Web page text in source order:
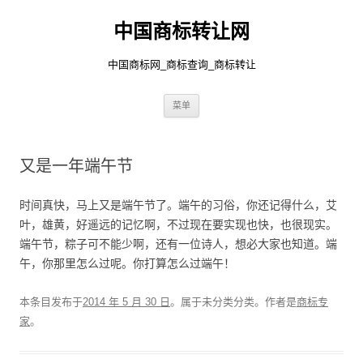
中国商标转让网
中国商标网_商标查询_商标转让
菜单
又是一年端午节
时间真快，马上又是端午节了。端午的习俗，你还记得什么，艾
叶，雄黄，好遥远的记忆啊，不过现在要实现也快，也很现实。
端午节，粽子可不能少啊，还有一位诗人，想必大家也知道。端
午，你那里怎么过呢。你打算怎么过端午！
本条目发布于2014 年 5 月 30 日 。属于未分类分类。 作者是商标专
家。